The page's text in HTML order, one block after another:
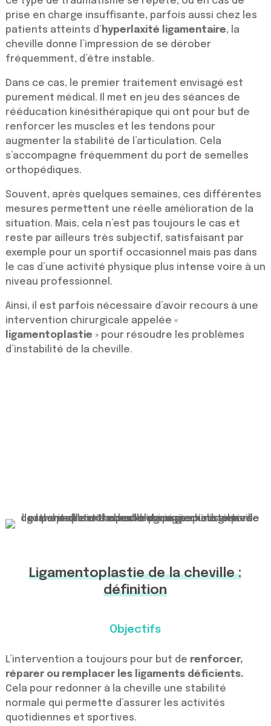
prise en charge insuffisante, parfois aussi chez les
patients atteints d’ hyperlaxité ligamentaire, la
cheville donne l’impression de se dérober
fréquemment, d’être instable.
Dans ce cas, le premier traitement envisagé est
purement médical. Il met en jeu des séances de
rééducation kinésithérapique qui ont pour but de
renforcer les muscles et les tendons pour
augmenter la stabilité de l’articulation. Cela
s’accompagne fréquemment du port de semelles
orthopédiques.
Souvent, après quelques semaines, ces différentes
mesures permettent une réelle amélioration de la
situation. Mais, cela n’est pas toujours le cas et
reste par ailleurs très subjectif, satisfaisant par
exemple pour un sportif occasionnel mais pas dans
le cas d’une activité physique plus intense voire à un
niveau professionnel.
Ainsi, il est parfois nécessaire d’avoir recours à une
intervention chirurgicale appelée «
ligamentoplastie » pour résoudre les problèmes
d’instabilité de la cheville.
Ligamentoplastie de la cheville :
définition
Objectifs
L’intervention a toujours pour but de renforcer,
réparer ou remplacer les ligaments déficients.
Cela pour redonner à la cheville une stabilité
normale qui permette d’assurer les activités
quotidiennes et sportives.